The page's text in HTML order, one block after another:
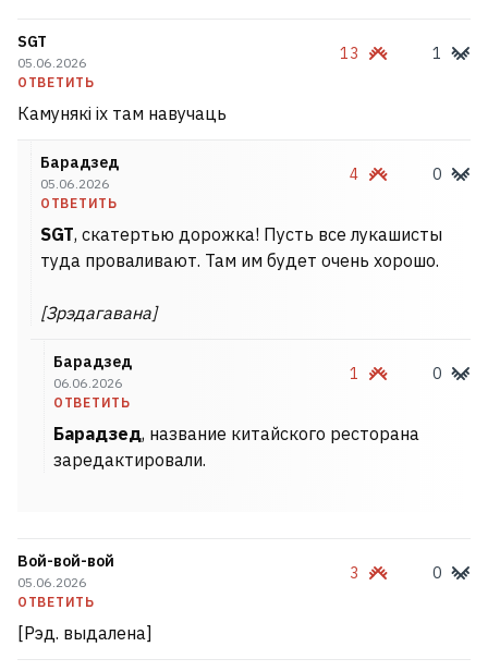
SGT
05.06.2026
ОТВЕТИТЬ
13 1
Камунякі іх там навучаць
Барадзед
05.06.2026
ОТВЕТИТЬ
4 0
SGT, скатертью дорожка! Пусть все лукашисты
туда проваливают. Там им будет очень хорошо.
[Зрэдагавана]
Барадзед
06.06.2026
ОТВЕТИТЬ
1 0
Барадзед, название китайского ресторана
заредактировали.
Вой-вой-вой
05.06.2026
ОТВЕТИТЬ
3 0
[Рэд. выдалена]